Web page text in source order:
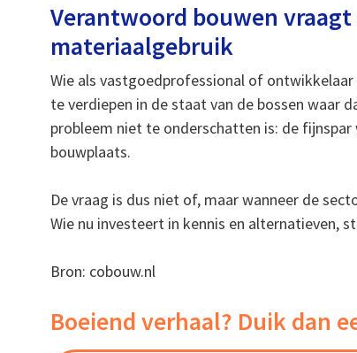
Verantwoord bouwen
materiaalgebruik
Wie als vastgoedprofessional of
te verdiepen in de staat van de bossen waar
probleem niet te onderschatten is: de
bouwplaats.
De vraag is dus niet of, maar wanneer de
Wie nu investeert in kennis en alternatieven,
Bron: cobouw.nl
Boeiend verhaal? Duik dan